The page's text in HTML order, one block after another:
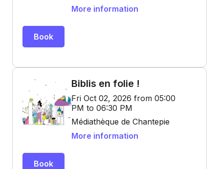
More information
Book
Biblis en folie !
Fri Oct 02, 2026 from 05:00
PM to 06:30 PM
Médiathèque de Chantepie
More information
Book